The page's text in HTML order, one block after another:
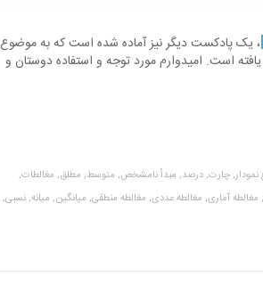
، یک پادکست دیگر نیز آماده شده است که به موضوع
است. امیدوارم مورد توجه و استفاده دوستان و
چارت,درصد, مبدأ نامشخص, متوسط, مطلق, مغالطات,
مغالطه آماری, مغالطه عددی, مغالطه منطقی, میانگین, میانه,نسبی,